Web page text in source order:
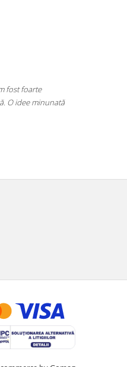
nașii noștri! Tabloul
bine realizat și a fost primit cu